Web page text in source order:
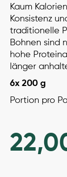
Kaum
Konsistenz
traditionelle
Bohnen sind
hohe
länger
6x 200 g
Portion pro